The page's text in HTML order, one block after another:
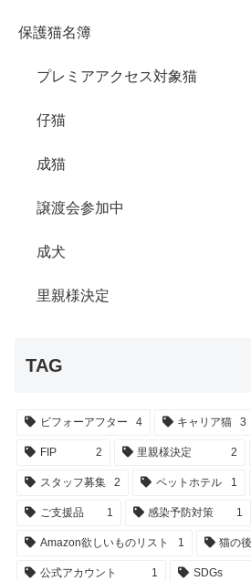
保護猫名簿
プレミアアクセス対象猫
仔猫
成猫
譲渡会参加中
成犬
里親様決定
TAG
ビフォーアフター 4 キャリア猫 3
FIP 2 里親様決定 2
スタッフ募集 2 ペットホテル 1
ご支援品 1 感染予防対策 1
Amazon欲しいものリスト 1 猫の
公式アカウント 1 SDGs